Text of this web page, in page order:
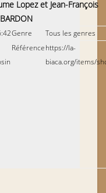
Lopez et Jean-François
Genre
Tous les genres
Référencehttps://la-
biaca.org/items/